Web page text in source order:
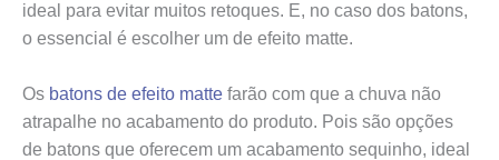
ideal para evitar muitos retoques. E, no caso dos batons,
o essencial é escolher um de efeito matte.
Os batons de efeito matte farão com que a chuva não
atrapalhe no acabamento do produto. Pois são opções
de batons que oferecem um acabamento sequinho, ideal